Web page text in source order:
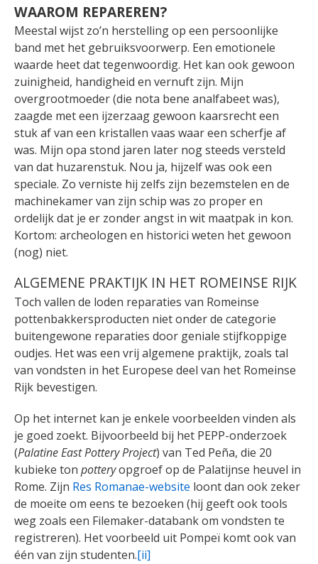
WAAROM REPAREREN?
Meestal wijst zo’n herstelling op een persoonlijke
band met het gebruiksvoorwerp. Een emotionele
waarde heet dat tegenwoordig. Het kan ook gewoon
zuinigheid, handigheid en vernuft zijn. Mijn
overgrootmoeder (die nota bene analfabeet was),
zaagde met een ijzerzaag gewoon kaarsrecht een
stuk af van een kristallen vaas waar een scherfje af
was. Mijn opa stond jaren later nog steeds versteld
van dat huzarenstuk. Nou ja, hijzelf was ook een
speciale. Zo verniste hij zelfs zijn bezemstelen en de
machinekamer van zijn schip was zo proper en
ordelijk dat je er zonder angst in wit maatpak in kon.
Kortom: archeologen en historici weten het gewoon
(nog) niet.
ALGEMENE PRAKTIJK IN HET ROMEINSE RIJK
Toch vallen de loden reparaties van Romeinse
pottenbakkersproducten niet onder de categorie
buitengewone reparaties door geniale stijfkoppige
oudjes. Het was een vrij algemene praktijk, zoals tal
van vondsten in het Europese deel van het Romeinse
Rijk bevestigen.
Op het internet kan je enkele voorbeelden vinden als
je goed zoekt. Bijvoorbeeld bij het PEPP-onderzoek
(Palatine East Pottery Project) van Ted Peña, die 20
kubieke ton potteryopgroef op de Palatijnse heuvel in
Rome. Zijn Res Romanae-website loont dan ook zeker
de moeite om eens te bezoeken (hij geeft ook tools
weg zoals een Filemaker-databank om vondsten te
registreren). Het voorbeeld uit Pompeï komt ook van
één van zijn studenten.[ii]